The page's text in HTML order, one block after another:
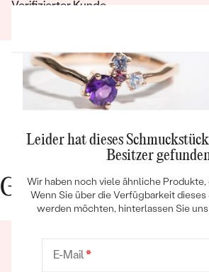
Bestseller
ANSEHEN
Verifizierter Kunde
Gute Gründe für Eppi
Leider hat dieses
Besitzer
Wir haben noch viele ähnliche Produkte,
Wenn Sie über die Verfügbarkeit
werden möchten, hinterlassen Sie uns
E-Mail*